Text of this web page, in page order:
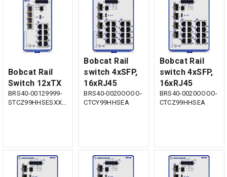
Bobcat Rail
Switch 12xTX
BRS40-00129999-
Bobcat Rail
switch 4xSFP,
16xRJ45
BRS40-0020OOOO-
CTCY99HHSEA
Bobcat Rail
switch 4xSFP,
16xRJ45
BRS40-0020OOOO-
CTCZ99HHSEA